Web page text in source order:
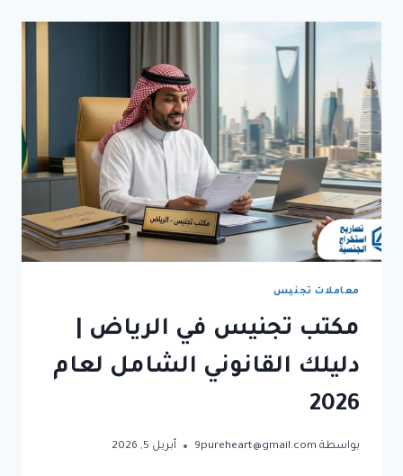
معاملة
بالرياض
لضمان
والقبول
معاملات تجنيس
مكتب تجنيس في الرياض |
دليلك القانوني الشامل لعام
2026
بواسطة 9pureheart@gmail.com أبريل 5, 2026